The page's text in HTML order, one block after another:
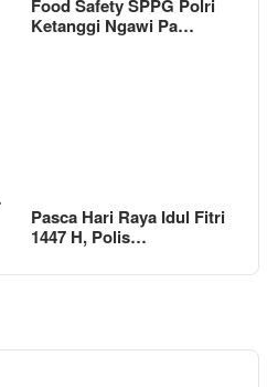
Food Safety SPPG Polri
Ketanggi Ngawi Pa…
Pasca Hari Raya Idul Fitri
1447 H, Polis…